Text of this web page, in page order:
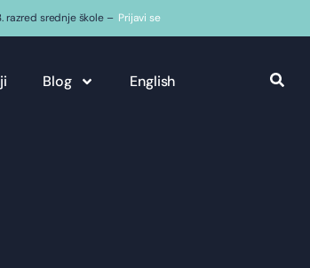
razred srednje škole – Prijavi se
Blog English